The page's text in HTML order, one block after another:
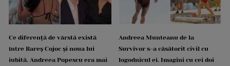
Ce diferență de vârstă există
între Rareș Cojoc și noua lui
iubită. Andreea Popescu era mai
Andreea Munteanu de la
Survivor s-a căsătorit civil cu
logodnicul ei. Imagini cu cei doi